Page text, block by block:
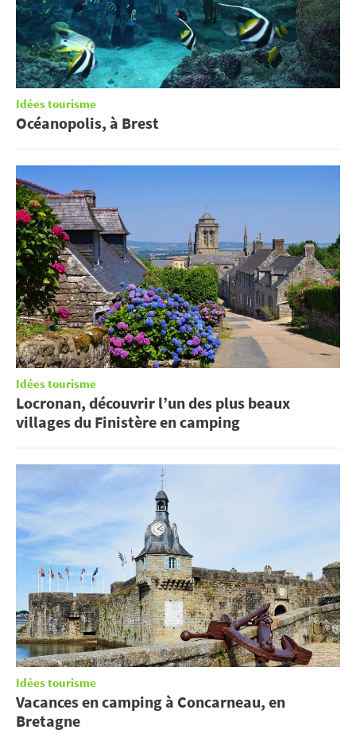
Idées tourisme
Océanopolis, à Brest
Idées tourisme
Locronan, découvrir l’un des plus beaux
villages du Finistère en camping
Idées tourisme
Vacances en camping à Concarneau, en
Bretagne